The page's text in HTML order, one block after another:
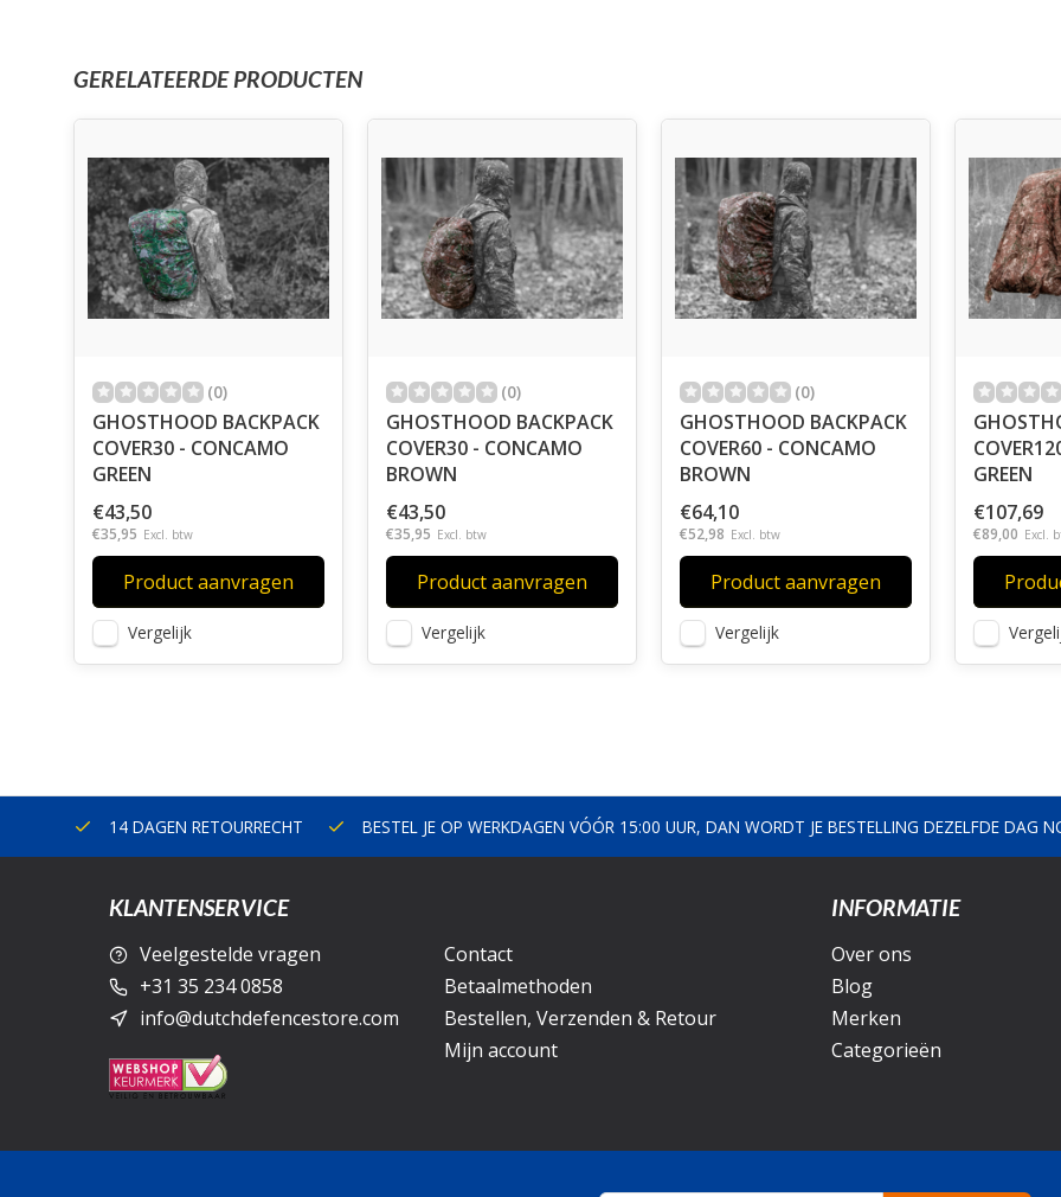
GERELATEERDE PRODUCTEN
(0)
GHOSTHOOD BACKPACK
COVER30 - CONCAMO
GREEN
€43,50
€35,95 Excl. btw
Product aanvragen
Vergelijk
(0)
GHOSTHOOD BACKPACK
COVER30 - CONCAMO
BROWN
€43,50
€35,95 Excl. btw
Product aanvragen
Vergelijk
(0)
GHOSTHOOD BACKPACK
COVER60 - CONCAMO
BROWN
€64,10
€52,98 Excl. btw
Product aanvragen
Vergelijk
GREEN
€107,69
€89,00 Excl.
14 DAGEN RETOURRECHT BESTEL JE OP WERKDAGEN VÓÓR 15:00 UUR, DAN WORDT JE BESTELLING DEZELFDE DAG
KLANTENSERVICE
Veelgestelde vragen
+31 35 234 0858
info@dutchdefencestore.com
Contact
Betaalmethoden
Bestellen, Verzenden & Retour
Mijn account
INFORMATIE
Over ons
Blog
Merken
Categorieën